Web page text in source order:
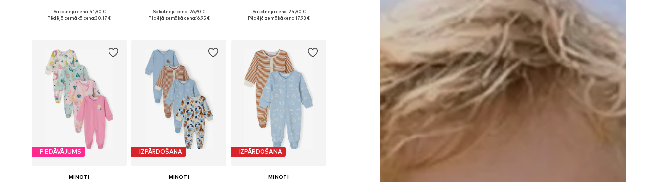
Pieejams daudzos izmēros
Sākotnējā cena: 41,90 €
Pēdējā zemākā cena:30,17 €
Pieejams daudzos izmēros
Sākotnējā cena: 26,90 €
Pēdējā zemākā cena:16,95 €
Pieejams daudzos izmēros
Sākotnējā cena: 24,90 €
Pēdējā zemākā cena:17,93 €
PIEDĀVĀJUMS
MINOTI
IZPĀRDOŠANA
MINOTI
IZPĀRDOŠANA
MINOTI